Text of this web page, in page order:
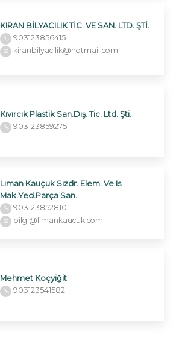
KIRAN BİLYACILIK TİC. VE SAN. LTD. ŞTİ.
903123856415
kiranbilyacilik@hotmail.com
Kıvırcık Plastik San.Dış. Tic. Ltd. Şti.
903123859275
Lıman Kauçuk Sızdr. Elem. Ve Is
Mak.Yed.Parça San.
903123852810
bilgi@limankaucuk.com
Mehmet Koçyiğit
903123541582